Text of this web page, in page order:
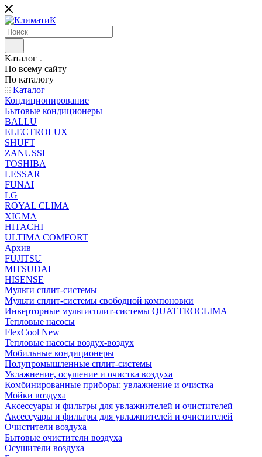
Каталог
По всему сайту
По каталогу
Каталог
Кондиционирование
Бытовые кондиционеры
BALLU
ELECTROLUX
SHUFT
ZANUSSI
TOSHIBA
LESSAR
FUNAI
LG
ROYAL CLIMA
XIGMA
HITACHI
ULTIMA COMFORT
Архив
FUJITSU
MITSUDAI
HISENSE
Мульти сплит-системы
Мульти сплит-системы свободной компоновки
Инверторные мультисплит-системы QUATTROCLIMA
Тепловые насосы
FlexCool New
Тепловые насосы воздух-воздух
Мобильные кондиционеры
Полупромышленные сплит-системы
Увлажнение, осушение и очистка воздуха
Комбинированные приборы: увлажнение и очистка
Мойки воздуха
Аксессуары и фильтры для увлажнителей и очистителей
Аксессуары и фильтры для увлажнителей и очистителей
Очистители воздуха
Бытовые очистители воздуха
Осушители воздуха